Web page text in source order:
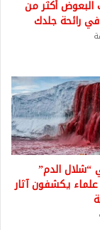
البعوض أكثر من
رائحة جلدك
الدم”
علماء يكشفون آثار